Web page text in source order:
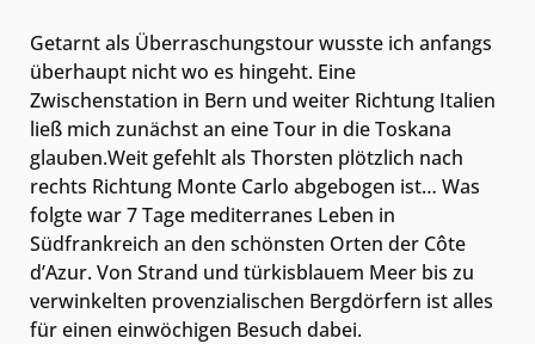
Getarnt als Überraschungstour wusste ich anfangs
überhaupt nicht wo es hingeht. Eine
Zwischenstation in Bern und weiter Richtung Italien
ließ mich zunächst an eine Tour in die Toskana
glauben.Weit gefehlt als Thorsten plötzlich nach
rechts Richtung Monte Carlo abgebogen ist… Was
folgte war 7 Tage mediterranes Leben in
Südfrankreich an den schönsten Orten der Côte
d’Azur. Von Strand und türkisblauem Meer bis zu
verwinkelten provenzialischen Bergdörfern ist alles
für einen einwöchigen Besuch dabei.